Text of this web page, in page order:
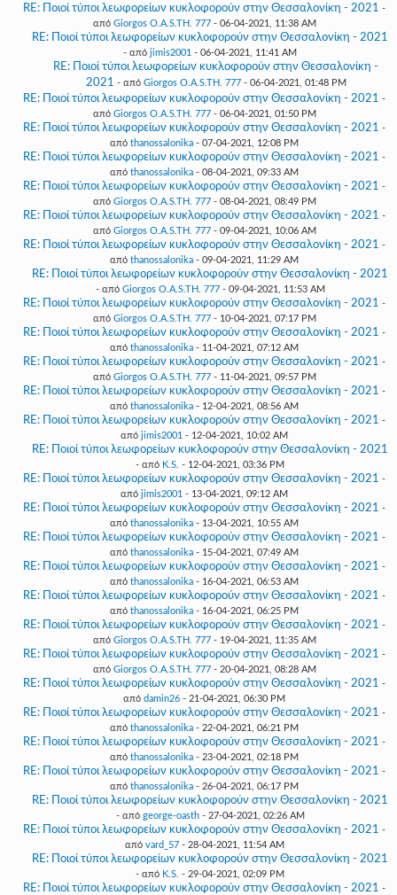
RE: Ποιοί τύποι λεωφορείων κυκλοφορούν στην Θεσσαλονίκη - 2021 -
από Giorgos O.A.S.TH. 777- 06-04-2021, 11:38 AM
RE: Ποιοί τύποι λεωφορείων κυκλοφορούν στην Θεσσαλονίκη - 2021
- από jimis2001 - 06-04-2021, 11:41 AM
RE: Ποιοί τύποι λεωφορείων κυκλοφορούν στην Θεσσαλονίκη -
2021 - από Giorgos O.A.S.TH. 777- 06-04-2021, 01:48 PM
RE: Ποιοί τύποι λεωφορείων κυκλοφορούν στην Θεσσαλονίκη - 2021 -
από Giorgos O.A.S.TH. 777- 06-04-2021, 01:50 PM
RE: Ποιοί τύποι λεωφορείων κυκλοφορούν στην Θεσσαλονίκη - 2021 -
από thanossalonika - 07-04-2021, 12:08 PM
RE: Ποιοί τύποι λεωφορείων κυκλοφορούν στην Θεσσαλονίκη - 2021 -
από thanossalonika - 08-04-2021, 09:33 AM
RE: Ποιοί τύποι λεωφορείων κυκλοφορούν στην Θεσσαλονίκη - 2021 -
από Giorgos O.A.S.TH. 777- 08-04-2021, 08:49 PM
RE: Ποιοί τύποι λεωφορείων κυκλοφορούν στην Θεσσαλονίκη - 2021 -
από Giorgos O.A.S.TH. 777- 09-04-2021, 10:06 AM
RE: Ποιοί τύποι λεωφορείων κυκλοφορούν στην Θεσσαλονίκη - 2021 -
από thanossalonika - 09-04-2021, 11:29 AM
RE: Ποιοί τύποι λεωφορείων κυκλοφορούν στην Θεσσαλονίκη - 2021
- από Giorgos O.A.S.TH. 777- 09-04-2021, 11:53 AM
RE: Ποιοί τύποι λεωφορείων κυκλοφορούν στην Θεσσαλονίκη - 2021 -
από Giorgos O.A.S.TH. 777- 10-04-2021, 07:17 PM
RE: Ποιοί τύποι λεωφορείων κυκλοφορούν στην Θεσσαλονίκη - 2021 -
από thanossalonika - 11-04-2021, 07:12 AM
RE: Ποιοί τύποι λεωφορείων κυκλοφορούν στην Θεσσαλονίκη - 2021 -
από Giorgos O.A.S.TH. 777- 11-04-2021, 09:57 PM
RE: Ποιοί τύποι λεωφορείων κυκλοφορούν στην Θεσσαλονίκη - 2021 -
από thanossalonika - 12-04-2021, 08:56 AM
RE: Ποιοί τύποι λεωφορείων κυκλοφορούν στην Θεσσαλονίκη - 2021 -
από jimis2001 - 12-04-2021, 10:02 AM
RE: Ποιοί τύποι λεωφορείων κυκλοφορούν στην Θεσσαλονίκη - 2021
- από K.S. - 12-04-2021, 03:36 PM
RE: Ποιοί τύποι λεωφορείων κυκλοφορούν στην Θεσσαλονίκη - 2021 -
από jimis2001 - 13-04-2021, 09:12 AM
RE: Ποιοί τύποι λεωφορείων κυκλοφορούν στην Θεσσαλονίκη - 2021 -
από thanossalonika - 13-04-2021, 10:55 AM
RE: Ποιοί τύποι λεωφορείων κυκλοφορούν στην Θεσσαλονίκη - 2021 -
από thanossalonika - 15-04-2021, 07:49 AM
RE: Ποιοί τύποι λεωφορείων κυκλοφορούν στην Θεσσαλονίκη - 2021 -
από thanossalonika - 16-04-2021, 06:53 AM
RE: Ποιοί τύποι λεωφορείων κυκλοφορούν στην Θεσσαλονίκη - 2021 -
από thanossalonika - 16-04-2021, 06:25 PM
RE: Ποιοί τύποι λεωφορείων κυκλοφορούν στην Θεσσαλονίκη - 2021 -
από Giorgos O.A.S.TH. 777- 19-04-2021, 11:35 AM
RE: Ποιοί τύποι λεωφορείων κυκλοφορούν στην Θεσσαλονίκη - 2021 -
από Giorgos O.A.S.TH. 777- 20-04-2021, 08:28 AM
RE: Ποιοί τύποι λεωφορείων κυκλοφορούν στην Θεσσαλονίκη - 2021 -
από damin26 - 21-04-2021, 06:30 PM
RE: Ποιοί τύποι λεωφορείων κυκλοφορούν στην Θεσσαλονίκη - 2021 -
από thanossalonika - 22-04-2021, 06:21 PM
RE: Ποιοί τύποι λεωφορείων κυκλοφορούν στην Θεσσαλονίκη - 2021 -
από thanossalonika - 23-04-2021, 02:18 PM
RE: Ποιοί τύποι λεωφορείων κυκλοφορούν στην Θεσσαλονίκη - 2021 -
από thanossalonika - 26-04-2021, 06:17 PM
RE: Ποιοί τύποι λεωφορείων κυκλοφορούν στην Θεσσαλονίκη - 2021
- από george-oasth- 27-04-2021, 02:26 AM
RE: Ποιοί τύποι λεωφορείων κυκλοφορούν στην Θεσσαλονίκη - 2021 -
από vard_57- 28-04-2021, 11:54 AM
RE: Ποιοί τύποι λεωφορείων κυκλοφορούν στην Θεσσαλονίκη - 2021
- από K.S. - 29-04-2021, 02:09 PM
RE: Ποιοί τύποι λεωφορείων κυκλοφορούν στην Θεσσαλονίκη - 2021 -